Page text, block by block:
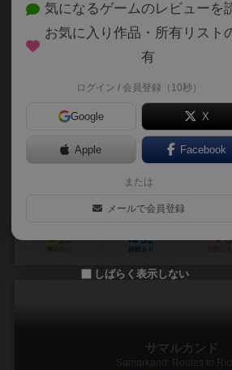
Paris Connection
30分前後
作品説明文の編集者を募
デヴィッド・ピーターズ（David V. H.
オリバー・シュレンマー（Oliver
クイーンゲームズ（Queen Games）
16
興味あり
91
経験あり
8
サマルカンド
Samarkand: Routes to
気になるゲームのレビューを
お気に入り作品・所有リスト
有
ログイン / 会員登録（10秒）
Google X
Apple Facebook
または
メールで会員登録
しばらく表示しない